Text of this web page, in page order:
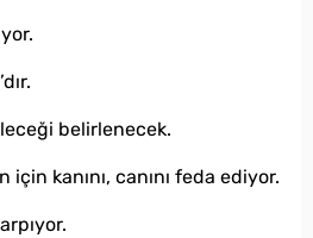
belirlenecek.
kanını, canını feda ediyor.